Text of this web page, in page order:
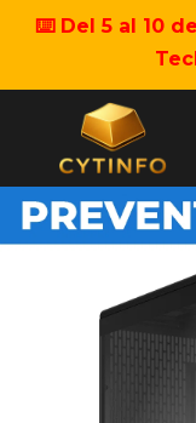
⌨️ Del 5 al 10